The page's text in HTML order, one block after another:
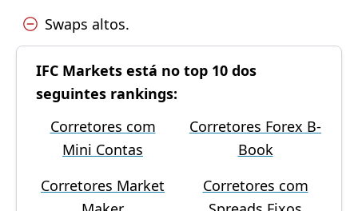
Swaps altos.
IFC Markets está no top 10 dos
seguintes rankings:
Corretores com
Mini Contas
Corretores Forex B-
Book
Corretores Market
Corretores com